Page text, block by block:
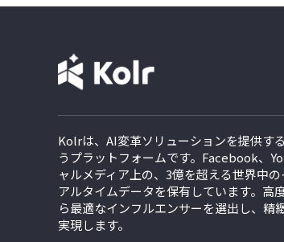
Kolrは、AI変革ソリューションを提供す
うプラットフォームです。Facebook、
ャルメディア上の、3億を超える世界中
アルタイムデータを保有しています。
ら最適なインフルエンサーを選出し、精
実現します。